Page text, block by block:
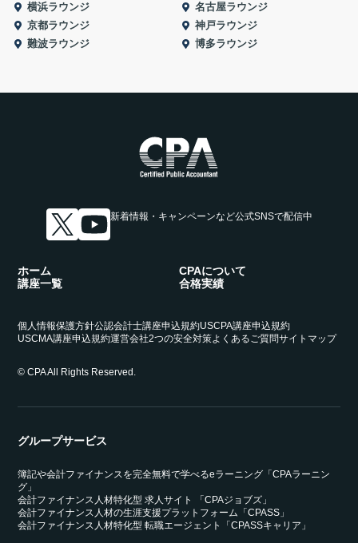
横浜ラウンジ
名古屋ラウンジ
京都ラウンジ
神戸ラウンジ
難波ラウンジ
博多ラウンジ
新着情報・キャンペーンなど公式SNSで配信中
ホーム
CPAについて
講座一覧
合格実績
個人情報保護方針公認会計士講座申込規約USCPA講座申込規約
USCMA講座申込規約運営会社2つの安全対策よくあるご質問サイトマップ
© CPA All Rights Reserved.
グループサービス
簿記や会計ファイナンスを完全無料で学べるeラーニング「CPAラーニン
グ」
会計ファイナンス人材特化型 求人サイト 「CPAジョブズ」
会計ファイナンス人材の生涯支援プラットフォーム「CPASS」
会計ファイナンス人材特化型 転職エージェント「CPASSキャリア」